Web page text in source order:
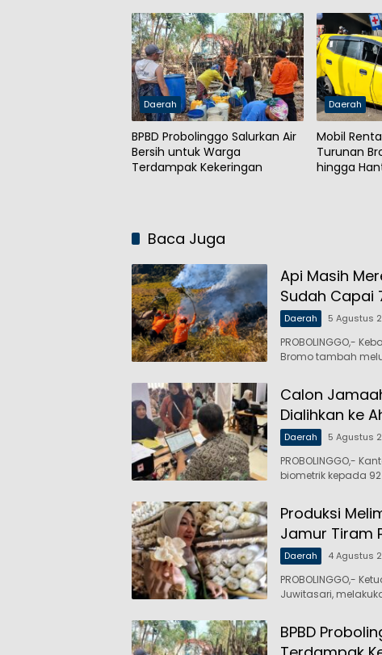
Daerah
BPBD Probolinggo Salurkan Air
Bersih untuk Warga
Terdampak Kekeringan
Daerah
Mobil
Turunan
hingga
Baca Juga
Api Masih
Sudah Capai
Daerah 5 Agustus
PROBOLINGGO,-
Bromo tambah
Calon
Dialihkan ke
Daerah 5 Agustus
PROBOLINGGO,-
biometrik kepada
Produksi
Jamur Tiram
Daerah 4 Agustus
PROBOLINGGO,-
Juwitasari,
BPBD